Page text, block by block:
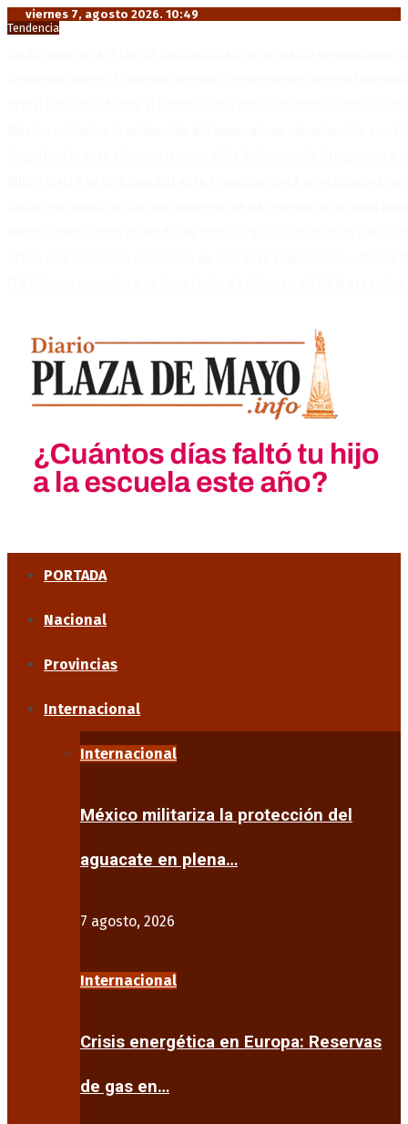
viernes 7, agosto 2026. 10:49
Tendencia
PORTADA
Nacional
Provincias
Internacional
Internacional
México militariza la protección del
aguacate en plena…
7 agosto, 2026
Internacional
Crisis energética en Europa: Reservas
de gas en…